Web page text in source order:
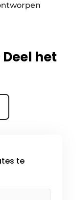
het
te